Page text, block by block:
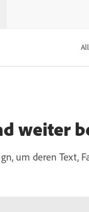
weiter
um deren Text,